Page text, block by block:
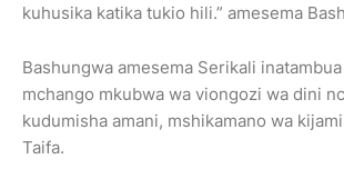
kuhusika katika tukio hili.” amesema
Bashungwa amesema Serikali
mchango mkubwa wa viongozi wa dini
kudumisha amani, mshikamano wa
Taifa.